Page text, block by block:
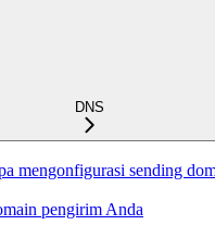
DNS
mengonfigurasi sending
pengirim Anda